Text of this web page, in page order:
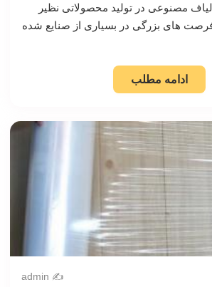
مصنوعی در تولید محصولاتی نظیر
فرصت های بزرگی در بسیاری از صنایع شده
ادامه مطلب
✍️ admin